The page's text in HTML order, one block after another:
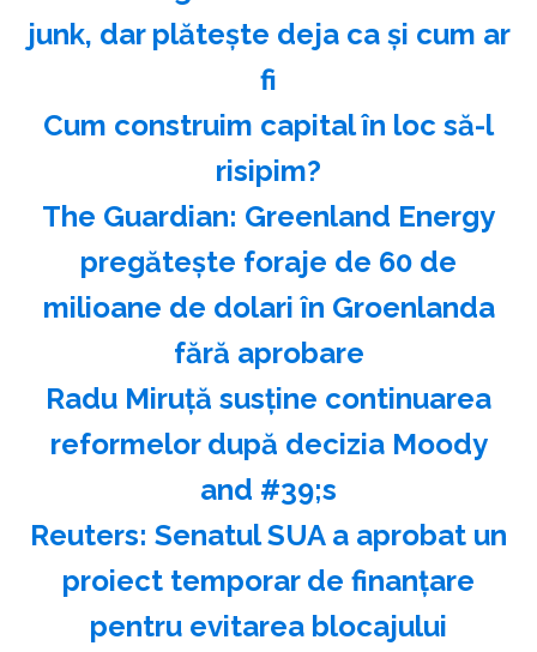
junk, dar plăteşte deja ca şi cum ar
fi
Cum construim capital în loc să-l
risipim?
The Guardian: Greenland Energy
pregăteşte foraje de 60 de
milioane de dolari în Groenlanda
fără aprobare
Radu Miruţă susţine continuarea
reformelor după decizia Moody
and #39;s
Reuters: Senatul SUA a aprobat un
proiect temporar de finanţare
pentru evitarea blocajului